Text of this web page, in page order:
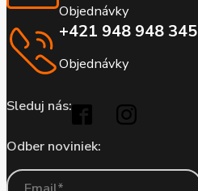
Objednávky
+421 948 948 345
Objednávky
Sleduj nás:
Odber noviniek: